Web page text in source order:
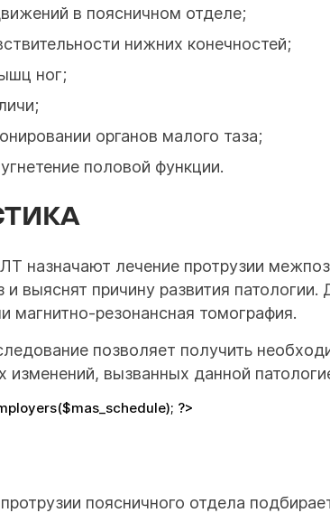
в поясничном отделе;
нижних конечностей;
ног;
органов малого таза;
половой функции.
назначают лечение протрузии
и выяснят причину развития
магнитно-резонансная томография.
позволяет получить
изменений, вызванных данной
?>
поясничного отдела